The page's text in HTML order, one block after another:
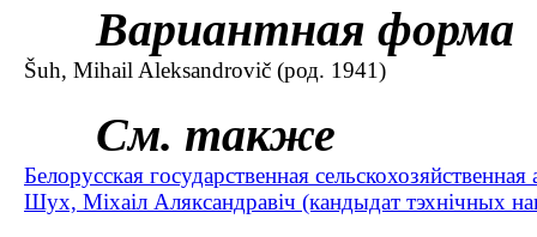
Вариантная форма
Šuh, Mihail Aleksandrovič (род. 1941)
См. также
Белорусская государственная
Шух, Міхаіл Аляксандравіч (кандыдат тэхнічных